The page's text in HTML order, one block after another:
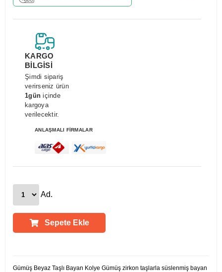
KARGO
BİLGİSİ
Şimdi sipariş
verirseniz ürün
1gün içinde
kargoya
verilecektir.
ANLAŞMALI FİRMALAR
Ad.
Sepete Ekle
Gümüş Beyaz Taşlı Bayan Kolye Gümüş zirkon taşlarla süslenmiş bayan